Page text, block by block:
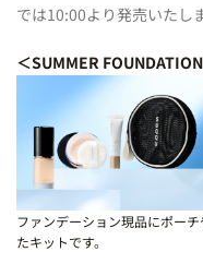
では10:00より発売いたし
＜SUMMER
ファンデーション現品にポー
たキットです。